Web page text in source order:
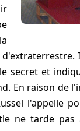
secret et
En raison de
l'appelle
ne tarde pas